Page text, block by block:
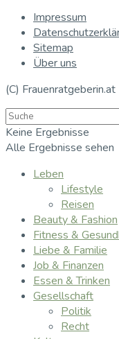
Impressum
Sitemap
Über uns
(C)
Keine Ergebnisse
Alle Ergebnisse sehen
Leben
Lifestyle
Reisen
Beauty & Fashion
Fitness &
Liebe & Familie
Job & Finanzen
Essen & Trinken
Gesellschaft
Politik
Recht